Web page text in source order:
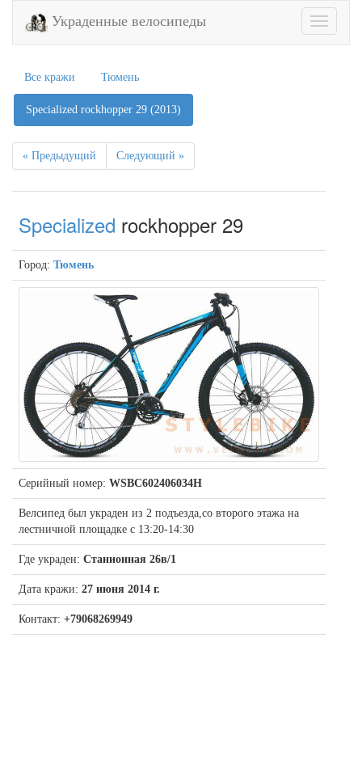
Toggle
Украденные велосипеды
Все кражи Тюмень
Specialized rockhopper 29 (2013)
« Предыдущий Следующий »
Specialized rockhopper 29
Город: Тюмень
Серийный номер: WSBC602406034H
Велсипед был украден из 2 подъезда,со второго этажа на
лестничной площадке с 13:20-14:30
Где украден: Станионная 26в/1
Дата кражи: 27 июня 2014 г.
Контакт: +79068269949